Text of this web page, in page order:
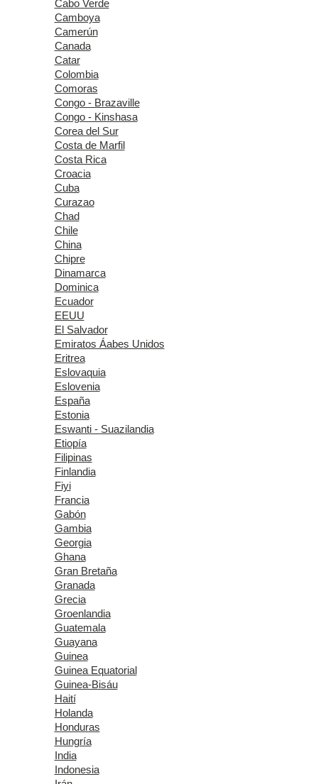
Cabo Verde
Camboya
Camerún
Canada
Catar
Colombia
Comoras
Congo - Brazaville
Congo - Kinshasa
Corea del Sur
Costa de Marfil
Costa Rica
Croacia
Cuba
Curazao
Chad
Chile
China
Chipre
Dinamarca
Dominica
Ecuador
EEUU
El Salvador
Emiratos Áabes Unidos
Eritrea
Eslovaquia
Eslovenia
España
Estonia
Eswanti - Suazilandia
Etiopía
Filipinas
Finlandia
Fiyi
Francia
Gabón
Gambia
Georgia
Ghana
Gran Bretaña
Granada
Grecia
Groenlandia
Guatemala
Guayana
Guinea
Guinea Equatorial
Guinea-Bisáu
Haití
Holanda
Honduras
Hungría
India
Indonesia